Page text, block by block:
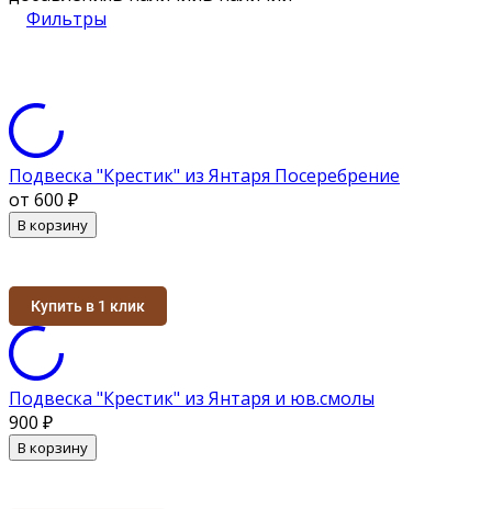
Фильтры
Подвеска "Крестик" из Янтаря Посеребрение
от 600 ₽
В корзину
Купить в 1 клик
Подвеска "Крестик" из Янтаря и юв.смолы
900 ₽
В корзину